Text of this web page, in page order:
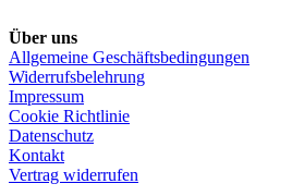
Über uns
Allgemeine Geschäftsbedingungen
Widerrufsbelehrung
Impressum
Cookie Richtlinie
Datenschutz
Kontakt
Vertrag widerrufen